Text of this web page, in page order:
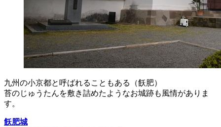
九州の小京都と呼ばれることもある（飫肥）
苔のじゅうたんを敷き詰めたようなお城跡も風情がありま
す。
飫肥城